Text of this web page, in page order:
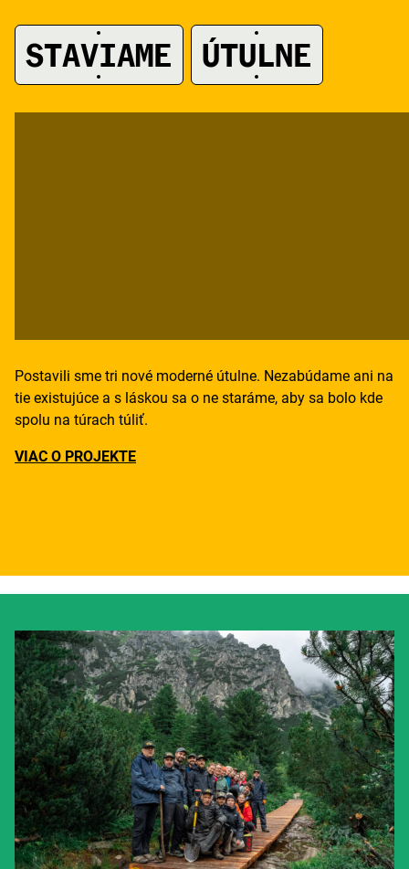
STAVIAME ÚTULNE
Postavili sme tri nové moderné útulne. Nezabúdame ani na
tie existujúce a s láskou sa o ne staráme, aby sa bolo kde
spolu na túrach túliť.
VIAC O PROJEKTE